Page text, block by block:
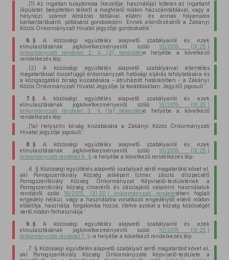
„(1) Az ingatlan tulajdonosa (kezelője, használója) köteles az ingatlant
(épületet, beépítetlen telket) a megfelelő módon házszámtáblával, vagy a
helyrajzi számot ábrázoló táblával ellátni és annak folyamatos
karbantartásáról, pótlásáról gondoskodni. Ennek ellenőrzéséről a Zákányi
Közös Önkormányzati Hivatal jegyzője gondoskodik.”
6. § A közösségi együttélés alapvető szabályairól és ezek
elmulasztásának jogkövetkezményeiről szóló10/2015. (IX.25.)
önkormányzati rendelet 2. § (2) bekezdése helyébe a következő
rendelkezés lép:
„(2) A közösségi együttélés alapvető szabályaival ellentétes
magatartással összefüggő önkormányzati hatósági eljárás lefolytatására és
a közigazgatási bírság kiszabására – átruházott hatáskörben - a Zákányi
Közös Önkormányzati Hivatal Jegyzője (a továbbiakban: Jegyző) jogosult.”
7. § A közösségi együttélés alapvető szabályairól és ezek
elmulasztásának jogkövetkezményeiről szóló10/2015. (IX.25.)
önkormányzati rendelet 3. § (1a) bekezdése helyébe a következő
rendelkezés lép:
„(1a) Helyszíni bírság kiszabására a Zákányi Közös Önkormányzati
Hivatal jegyzője jogosult.”
8. § A közösségi együttélés alapvető szabályairól és ezek
elmulasztásának jogkövetkezményeiről szóló10/2015. (IX.25.)
önkormányzati rendelet 6. §-a helyébe a következő rendelkezés lép:
„6. § Közösségi együttélés alapvető szabályait sértő magatartást követ el,
aki Porrogszentkirály Község jelképeit (címer, zászló, díszpecsét)
Porrogszentkirály Község Önkormányzat Képviselő-testületének a
Porrogszentkirály község címeréről és zászlajáról valamint használatuk
rendjéről szóló 16/2015. (XI.20.) önkormányzati rendeletében foglalt
engedély nélkül, vagy a használatra vonatkozó engedélytől eltérő módon
előállítja, használja, forgalomba hozza, illetve azokat a község közösségét
sértő módon felhasználja.”
9. § A közösségi együttélés alapvető szabályairól és ezek
elmulasztásának jogkövetkezményeiről szóló10/2015. (IX.25.)
önkormányzati rendelet 7. §-a helyébe a következő rendelkezés lép:
„7. § Közösségi együttélés alapvető szabályait sértő magatartást követ el,
aki Porrogszentkirály Község Önkormányzata Képviselő-testülete a